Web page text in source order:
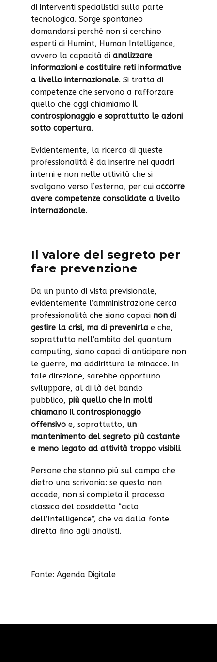
di interventi specialistici sulla parte
tecnologica. Sorge spontaneo
domandarsi perché non si cerchino
esperti di Humint, Human Intelligence,
ovvero la capacità di analizzare
informazioni e costituire reti informative
a livello internazionale. Si tratta di
competenze che servono a rafforzare
quello che oggi chiamiamo il
controspionaggio e soprattutto le azioni
sotto copertura.
Evidentemente, la ricerca di queste
professionalità è da inserire nei quadri
interni e non nelle attività che si
svolgono verso l’esterno, per cui occorre
avere competenze consolidate a livello
internazionale.
Il valore del segreto per
fare prevenzione
Da un punto di vista previsionale,
evidentemente l’amministrazione cerca
professionalità che siano capaci non di
gestire la crisi, ma di prevenirla e che,
soprattutto nell’ambito del quantum
computing, siano capaci di anticipare non
le guerre, ma addirittura le minacce. In
tale direzione, sarebbe opportuno
sviluppare, al di là del bando
pubblico, più quello che in molti
chiamano il controspionaggio
offensivo e, soprattutto, un
mantenimento del segreto più costante
e meno legato ad attività troppo visibili.
Persone che stanno più sul campo che
dietro una scrivania: se questo non
accade, non si completa il processo
classico del cosiddetto “ciclo
dell’Intelligence”, che va dalla fonte
diretta fino agli analisti.
Fonte: Agenda Digitale